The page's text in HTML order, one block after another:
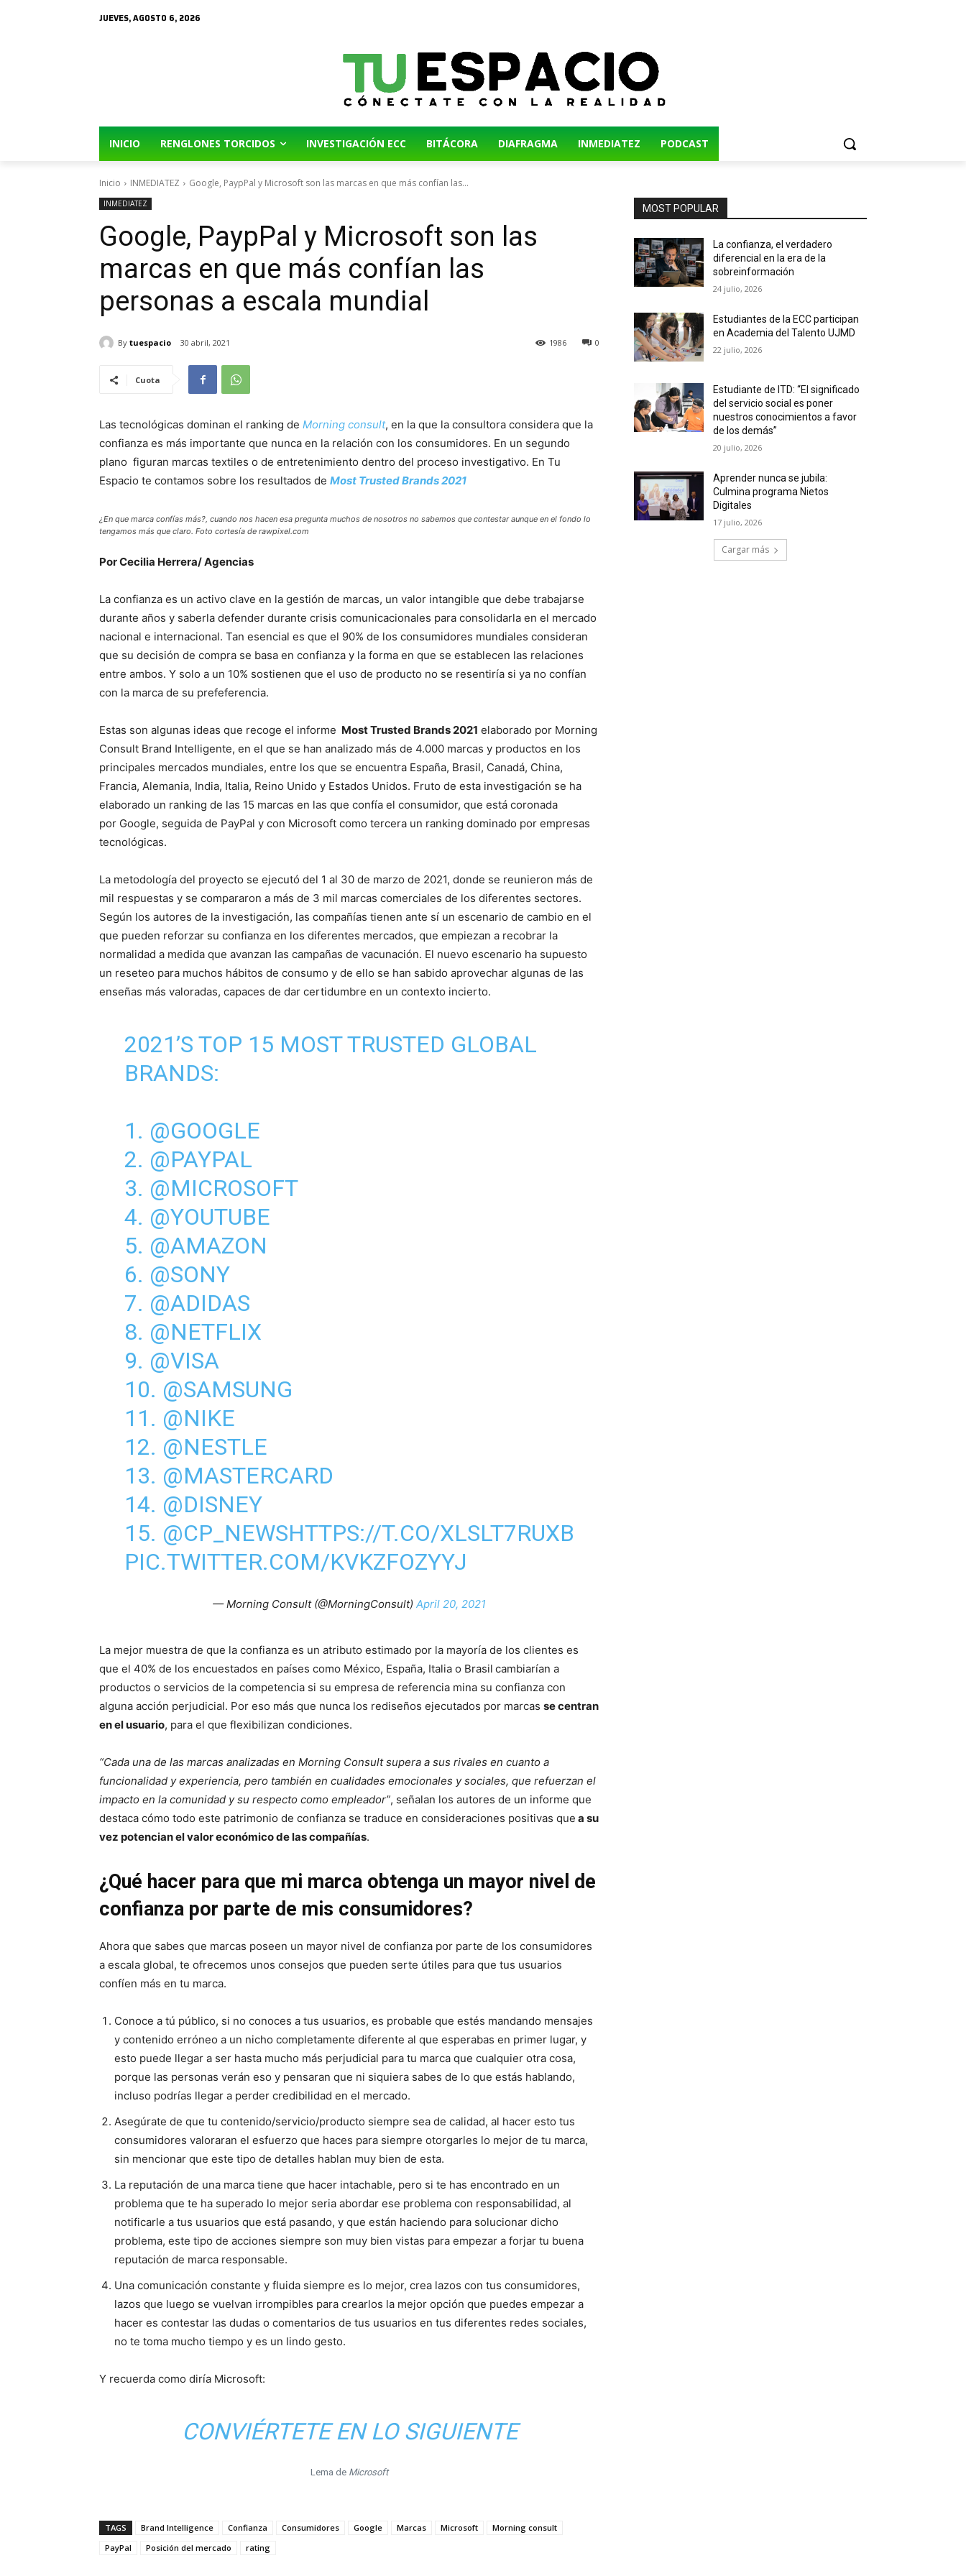
JUEVES, AGOSTO 6, 2026
INICIO RENGLONES TORCIDOS INVESTIGACIÓN ECC BITÁCORA DIAFRAGMA INMEDIATEZ PODCAST
Inicio INMEDIATEZ Google, PaypPal y Microsoft son las marcas en que más confían las...
INMEDIATEZ
Google, PaypPal y Microsoft son las
marcas en que más confían las
personas a escala mundial
By tuespacio 30 abril, 2021 0
1986
Cuota
Las tecnológicas dominan el ranking de Morning consult, en la que la consultora considera que la
confianza es más importante que nunca en la relación con los consumidores. En un segundo
plano figuran marcas textiles o de entretenimiento dentro del proceso investigativo. En Tu
Espacio te contamos sobre los resultados de Most Trusted Brands 2021
¿En que marca confías más?, cuando nos hacen esa pregunta muchos de nosotros no sabemos que contestar aunque en el fondo lo
tengamos más que claro. Foto cortesía de rawpixel.com
Por Cecilia Herrera/ Agencias
La confianza es un activo clave en la gestión de marcas, un valor intangible que debe trabajarse
durante años y saberla defender durante crisis comunicacionales para consolidarla en el mercado
nacional e internacional. Tan esencial es que el 90% de los consumidores mundiales consideran
que su decisión de compra se basa en confianza y la forma en que se establecen las relaciones
entre ambos. Y solo a un 10% sostienen que el uso de producto no se resentiría si ya no confían
con la marca de su prefeferencia.
Estas son algunas ideas que recoge el informe Most Trusted Brands 2021 elaborado por Morning
Consult Brand Intelligente, en el que se han analizado más de 4.000 marcas y productos en los
principales mercados mundiales, entre los que se encuentra España, Brasil, Canadá, China,
Francia, Alemania, India, Italia, Reino Unido y Estados Unidos. Fruto de esta investigación se ha
elaborado un ranking de las 15 marcas en las que confía el consumidor, que está coronada
por Google, seguida de PayPal y con Microsoft como tercera un ranking dominado por empresas
tecnológicas.
La metodología del proyecto se ejecutó del 1 al 30 de marzo de 2021, donde se reunieron más de
mil respuestas y se compararon a más de 3 mil marcas comerciales de los diferentes sectores.
Según los autores de la investigación, las compañías tienen ante sí un escenario de cambio en el
que pueden reforzar su confianza en los diferentes mercados, que empiezan a recobrar la
normalidad a medida que avanzan las campañas de vacunación. El nuevo escenario ha supuesto
un reseteo para muchos hábitos de consumo y de ello se han sabido aprovechar algunas de las
enseñas más valoradas, capaces de dar certidumbre en un contexto incierto.
2021’S TOP 15 MOST TRUSTED GLOBAL
BRANDS:
1. @GOOGLE
2. @PAYPAL
3. @MICROSOFT
4. @YOUTUBE
5. @AMAZON
6. @SONY
7. @ADIDAS
8. @NETFLIX
9. @VISA
10. @SAMSUNG
11. @NIKE
12. @NESTLE
13. @MASTERCARD
14. @DISNEY
15. @CP_NEWSHTTPS://T.CO/XLSLT7RUXB
PIC.TWITTER.COM/KVKZFOZYYJ
— Morning Consult (@MorningConsult) April 20, 2021
La mejor muestra de que la confianza es un atributo estimado por la mayoría de los clientes es
que el 40% de los encuestados en países como México, España, Italia o Brasil cambiarían a
productos o servicios de la competencia si su empresa de referencia mina su confianza con
alguna acción perjudicial. Por eso más que nunca los rediseños ejecutados por marcas se centran
en el usuario, para el que flexibilizan condiciones.
“Cada una de las marcas analizadas en Morning Consult supera a sus rivales en cuanto a
funcionalidad y experiencia, pero también en cualidades emocionales y sociales, que refuerzan el
impacto en la comunidad y su respecto como empleador”, señalan los autores de un informe que
destaca cómo todo este patrimonio de confianza se traduce en consideraciones positivas que a su
vez potencian el valor económico de las compañías.
¿Qué hacer para que mi marca obtenga un mayor nivel de
confianza por parte de mis consumidores?
Ahora que sabes que marcas poseen un mayor nivel de confianza por parte de los consumidores
a escala global, te ofrecemos unos consejos que pueden serte útiles para que tus usuarios
confíen más en tu marca.
Conoce a tú público, si no conoces a tus usuarios, es probable que estés mandando mensajes
y contenido erróneo a un nicho completamente diferente al que esperabas en primer lugar, y
esto puede llegar a ser hasta mucho más perjudicial para tu marca que cualquier otra cosa,
porque las personas verán eso y pensaran que ni siquiera sabes de lo que estás hablando,
incluso podrías llegar a perder credibilidad en el mercado.
Asegúrate de que tu contenido/servicio/producto siempre sea de calidad, al hacer esto tus
consumidores valoraran el esfuerzo que haces para siempre otorgarles lo mejor de tu marca,
sin mencionar que este tipo de detalles hablan muy bien de esta.
La reputación de una marca tiene que hacer intachable, pero si te has encontrado en un
problema que te ha superado lo mejor seria abordar ese problema con responsabilidad, al
notificarle a tus usuarios que está pasando, y que están haciendo para solucionar dicho
problema, este tipo de acciones siempre son muy bien vistas para empezar a forjar tu buena
reputación de marca responsable.
Una comunicación constante y fluida siempre es lo mejor, crea lazos con tus consumidores,
lazos que luego se vuelvan irrompibles para crearlos la mejor opción que puedes empezar a
hacer es contestar las dudas o comentarios de tus usuarios en tus diferentes redes sociales,
no te toma mucho tiempo y es un lindo gesto.
Y recuerda como diría Microsoft:
CONVIÉRTETE EN LO SIGUIENTE
Lema de Microsoft
TAGS Brand Intelligence Confianza Consumidores Google Marcas Microsoft
Morning consult
PayPal
Posición del mercado rating
MOST POPULAR
La confianza, el verdadero
diferencial en la era de la
sobreinformación
24 julio, 2026
Estudiantes de la ECC participan
en Academia del Talento UJMD
22 julio, 2026
Estudiante de ITD: “El significado
del servicio social es poner
nuestros conocimientos a favor
de los demás”
20 julio, 2026
Aprender nunca se jubila:
Culmina programa Nietos
Digitales
17 julio, 2026
Cargar más